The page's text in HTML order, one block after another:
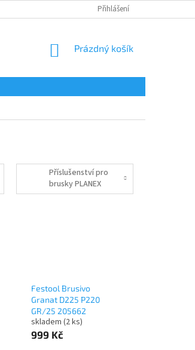
Přihlášení
NÁKUPNÍ
Prázdný košík
Příslušenství pro
brusky PLANEX
easy LHS-E 225
Festool Brusivo
Granat D225 P220
GR/25 205662
skladem (2 ks)
999 Kč